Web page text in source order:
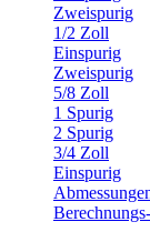
Zweispurig
1/2 Zoll
Einspurig
Zweispurig
5/8 Zoll
1 Spurig
2 Spurig
3/4 Zoll
Einspurig